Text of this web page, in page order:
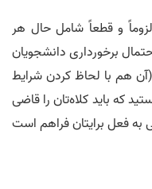
و قطعاً شامل حال هر
برخورداری دانشجویان
(آن هم با لحاظ کردن شرایط
که باید کلاه‌تان را قاضی
به فعل برایتان فراهم است